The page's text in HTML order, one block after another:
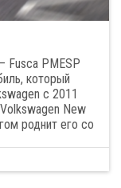
Fusca PMESP
который
с 2011
New
роднит его со